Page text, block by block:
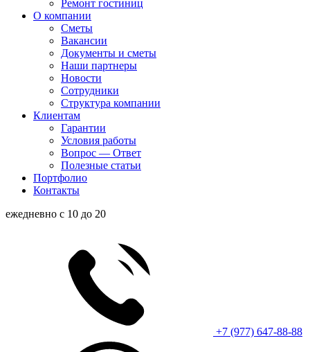
Ремонт гостиниц
О компании
Сметы
Вакансии
Документы и сметы
Наши партнеры
Новости
Сотрудники
Структура компании
Клиентам
Гарантии
Условия работы
Вопрос — Ответ
Полезные статьи
Портфолио
Контакты
ежедневно с 10 до 20
+7 (977) 647-88-88